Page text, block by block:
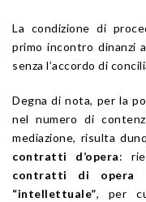
La condizione di
primo incontro dinanzi
senza l’accordo di
Degna di nota, per la
nel numero di
mediazione, risulta
contratti d’opera:
contratti di opera
“intellettuale”, per